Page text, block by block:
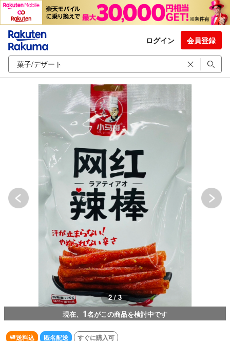
ログイン 会員登録
2 / 3
現在、 1名がこの商品を検討中です
送料込 匿名配送 すぐに購入可